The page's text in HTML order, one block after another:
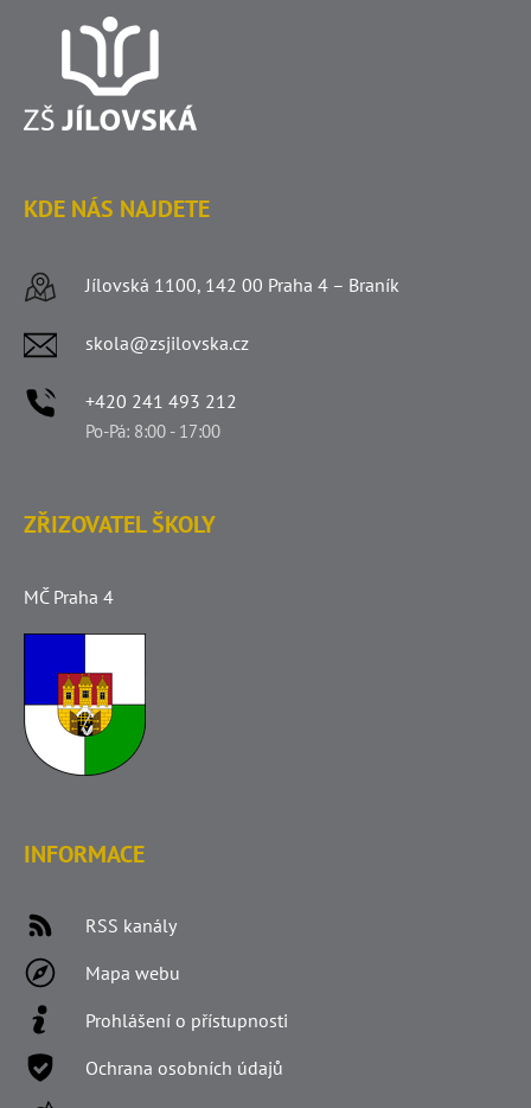
KDE NÁS NAJDETE
Jílovská 1100, 142 00 Praha 4 – Braník
skola@zsjilovska.cz
+420 241 493 212
Po-Pá: 8:00 - 17:00
ZŘIZOVATEL ŠKOLY
MČ Praha 4
INFORMACE
RSS kanály
Mapa webu
Prohlášení o přístupnosti
Ochrana osobních údajů